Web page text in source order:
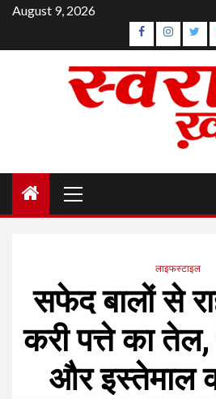
Skip
content
August 9, 2026
Facebook
Menu
लाइफस्टाइल
सफेद बालों से
करी पत्ते का
और इस्तेमाल